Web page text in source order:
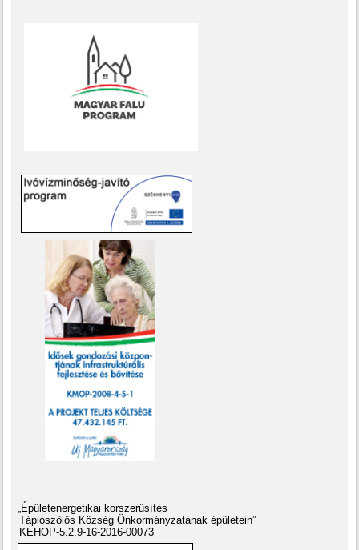
„Épületenergetikai korszerűsítés
Tápiószőlős Község Önkormányzatának épületein”
KEHOP-5.2.9-16-2016-00073